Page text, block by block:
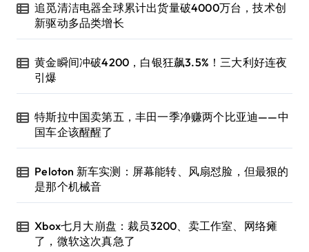
追觅清洁电器全球累计出货量破4000万台，技术创
新驱动多品类增长
黄金瞬间冲破4200，白银狂飙3.5%！三大利好连夜
引爆
特斯拉中国卖第五，丰田一季净赚两个比亚迪——中
国车企该醒醒了
Peloton 新车实测：屏幕能转、风扇怼脸，但最狠的
是那个机械音
Xbox七月大崩盘：裁员3200、卖工作室、网络瘫
了，微软这次真急了